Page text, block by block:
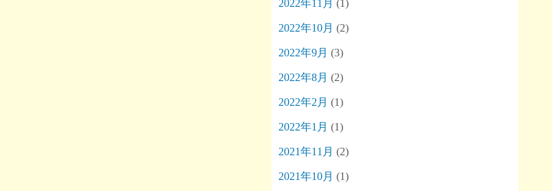
2022年11月 (1)
2022年10月 (2)
2022年9月 (3)
2022年8月 (2)
2022年2月 (1)
2022年1月 (1)
2021年11月 (2)
2021年10月 (1)